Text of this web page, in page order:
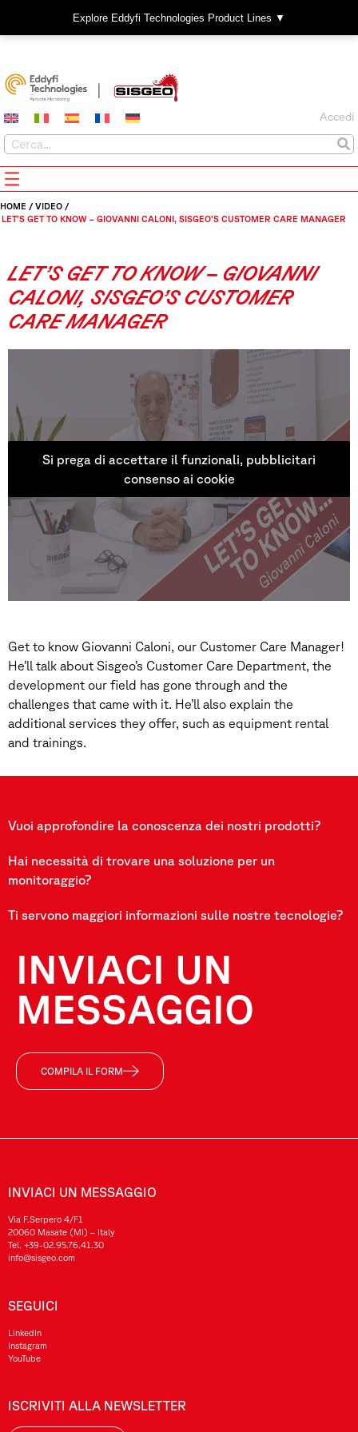
Explore Eddyfi Technologies Product Lines ▼
Accedi
HOME / VIDEO /
LET’S GET TO KNOW – GIOVANNI CALONI, SISGEO’S CUSTOMER CARE MANAGER
LET’S GET TO KNOW – GIOVANNI
CALONI, SISGEO’S CUSTOMER
CARE MANAGER
Si prega di accettare il funzionali, pubblicitari
consenso ai cookie
Get to know Giovanni Caloni, our Customer Care Manager!
He’ll talk about Sisgeo’s Customer Care Department, the
development our field has gone through and the
challenges that came with it. He’ll also explain the
additional services they offer, such as equipment rental
and trainings.
Vuoi approfondire la conoscenza dei nostri prodotti?
Hai necessità di trovare una soluzione per un
monitoraggio?
Ti servono maggiori informazioni sulle nostre tecnologie?
INVIACI UN
MESSAGGIO
COMPILA IL FORM
INVIACI UN MESSAGGIO
Via F.Serpero 4/F1
20060 Masate (MI) – Italy
Tel. +39-02.95.76.41.30
info@sisgeo.com
SEGUICI
LinkedIn
Instagram
YouTube
ISCRIVITI ALLA NEWSLETTER